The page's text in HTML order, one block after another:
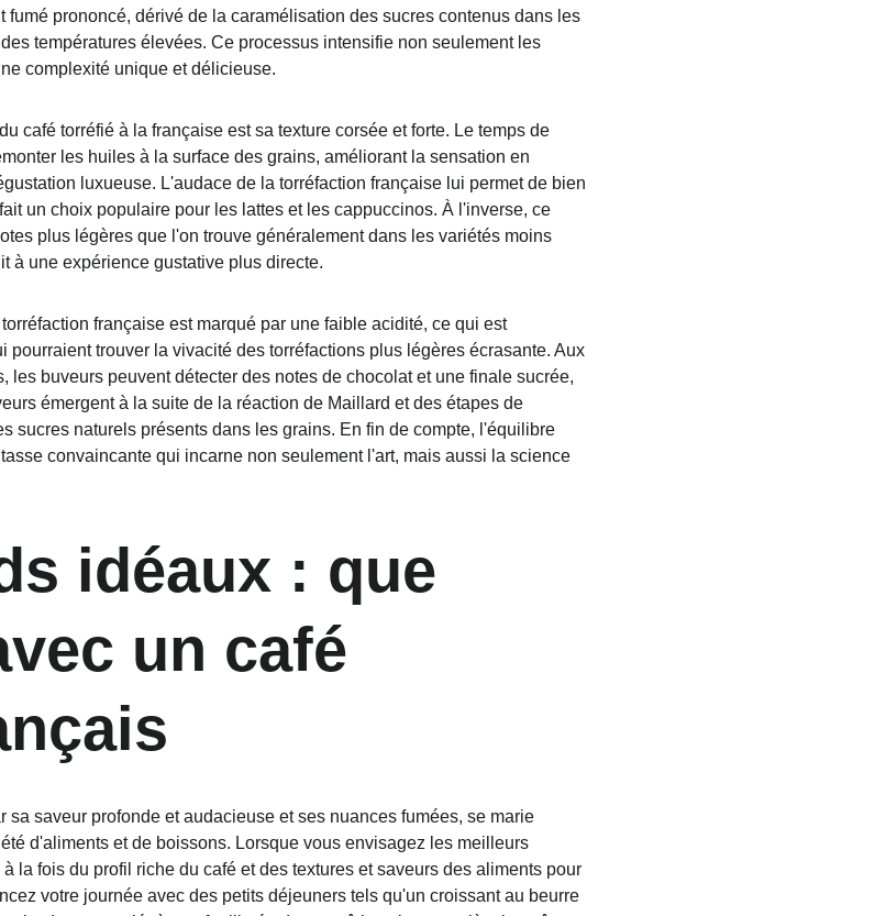
fumé prononcé, dérivé de la caramélisation des sucres contenus dans les
températures élevées. Ce processus intensifie non seulement les
complexité unique et délicieuse.
café torréfié à la française est sa texture corsée et forte. Le temps de
les huiles à la surface des grains, améliorant la sensation en
luxueuse. L'audace de la torréfaction française lui permet de bien
un choix populaire pour les lattes et les cappuccinos. À l'inverse, ce
plus légères que l'on trouve généralement dans les variétés moins
à une expérience gustative plus directe.
française est marqué par une faible acidité, ce qui est
pourraient trouver la vivacité des torréfactions plus légères écrasante. Aux
les buveurs peuvent détecter des notes de chocolat et une finale sucrée,
émergent à la suite de la réaction de Maillard et des étapes de
sucres naturels présents dans les grains. En fin de compte, l'équilibre
convaincante qui incarne non seulement l'art, mais aussi la science
idéaux : que
un café
sa saveur profonde et audacieuse et ses nuances fumées, se marie
d'aliments et de boissons. Lorsque vous envisagez les meilleurs
la fois du profil riche du café et des textures et saveurs des aliments pour
votre journée avec des petits déjeuners tels qu'un croissant au beurre